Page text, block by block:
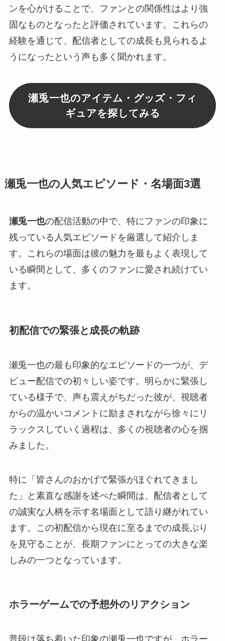
ンを心がけることで、ファンとの関係性はより強
固なものとなったと評価されています。これらの
経験を通じて、配信者としての成長も見られるよ
うになったという声も多く聞かれます。
瀬兎一也のアイテム・グッズ・フィ
ギュアを探してみる
瀬兎一也の人気エピソード・名場面3選
瀬兎一也の配信活動の中で、特にファンの印象に
残っている人気エピソードを厳選して紹介しま
す。これらの場面は彼の魅力を最もよく表現して
いる瞬間として、多くのファンに愛され続けてい
ます。
初配信での緊張と成長の軌跡
瀬兎一也の最も印象的なエピソードの一つが、デ
ビュー配信での初々しい姿です。明らかに緊張し
ている様子で、声も震えがちだった彼が、視聴者
からの温かいコメントに励まされながら徐々にリ
ラックスしていく過程は、多くの視聴者の心を掴
みました。
特に「皆さんのおかげで緊張がほぐれてきまし
た」と素直な感謝を述べた瞬間は、配信者として
の誠実な人柄を示す名場面として語り継がれてい
ます。この初配信から現在に至るまでの成長ぶり
を見守ることが、長期ファンにとっての大きな楽
しみの一つとなっています。
ホラーゲームでの予想外のリアクション